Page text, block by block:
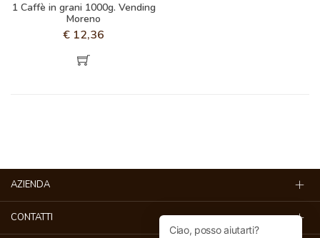
1 Caffè in grani 1000g. Vending
Moreno
€ 12,36
AZIENDA
CONTATTI